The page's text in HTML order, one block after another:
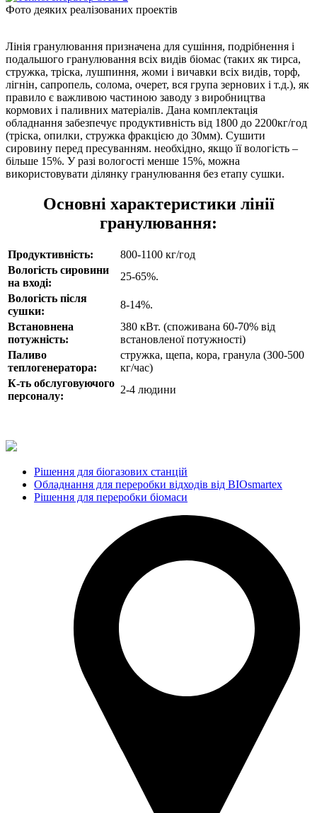
Фото деяких реалізованих проектів
Лінія гранулювання призначена для сушіння, подрібнення і
подальшого гранулювання всіх видів біомас (таких як тирса,
стружка, тріска, лушпиння, жоми і вичавки всіх видів, торф,
лігнін, сапропель, солома, очерет, вся група зернових і т.д.), як
правило є важливою частиною заводу з виробництва
кормових і паливних матеріалів. Дана комплектація
обладнання забезпечує продуктивність від 1800 до 2200кг/год
(тріска, опилки, стружка фракцією до 30мм). Сушити
сировину перед пресуванням. необхідно, якщо її вологість –
більше 15%. У разі вологості менше 15%, можна
використовувати ділянку гранулювання без етапу сушки.
Основні характеристики лінії
гранулювання:
Продуктивність:
800-1100 кг/год
Вологість сировини
на вході:
25-65%.
Вологість після
сушки:
8-14%.
Встановнена
потужність:
380 кВт. (споживана 60-70% від
встановленої потужності)
Паливо
теплогенератора:
стружка, щепа, кора, гранула (300-500
кг/час)
К-ть обслуговуючого
персоналу:
2-4 людини
Рішення для біогазових станцій
Обладнання для переробки відходів від BIOsmartex
Рішення для переробки біомаси